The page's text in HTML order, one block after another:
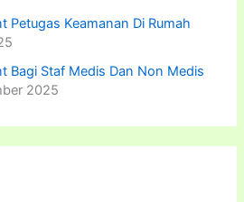
Petugas Keamanan Di Rumah
Bagi Staf Medis Dan Non Medis
2025